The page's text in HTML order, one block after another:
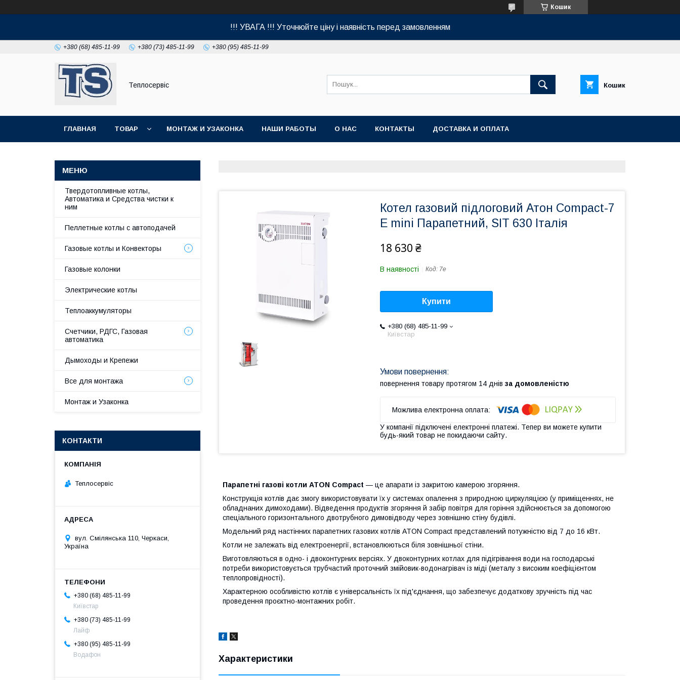
Кошик
!!! УВАГА !!! Уточнюйте ціну і наявність перед замовленням
+380 (68) 485-11-99 +380 (73) 485-11-99 +380 (95) 485-11-99
Теплосервіс Кошик
ГЛАВНАЯ ТОВАР МОНТАЖ И УЗАКОНКА НАШИ РАБОТЫ О НАС КОНТАКТЫ ДОСТАВКА И ОПЛАТА
Котел газовий підлоговий Атон Compact-7
E mini Парапетний, SIT 630 Італія
18 630 ₴
В наявності Код: 7е
Купити
+380 (68) 485-11-99
Київстар
повернення товару протягом 14 днів за домовленістю
У компанії підключені електронні платежі. Тепер ви можете купити
будь-який товар не покидаючи сайту.
Парапетні газові котли ATON Compact — це апарати із закритою камерою згоряння.
Конструкція котлів дає змогу використовувати їх у системах опалення з природною циркуляцією (у приміщеннях, не
обладнаних димоходами). Відведення продуктів згоряння й забір повітря для горіння здійснюється за допомогою
спеціального горизонтального двотрубного димовідводу через зовнішню стіну будівлі.
Модельний ряд настінних парапетних газових котлів ATON Compact представлений потужністю від 7 до 16 кВт.
Котли не залежать від електроенергії, встановлюються біля зовнішньої стіни.
Виготовляються в одно- і двоконтурних версіях. У двоконтурних котлах для підігрівання води на господарські
потреби використовується трубчастий проточний змійовик-водонагрівач із міді (металу з високим коефіцієнтом
теплопровідності).
Характерною особливістю котлів є універсальність їх під'єднання, що забезпечує додаткову зручність під час
проведення проєктно-монтажних робіт.
Характеристики
Твердотопливные котлы,
Автоматика и Средства чистки к
ним
Пеллетные котлы с автоподачей
Газовые котлы и Конвекторы
Газовые колонки
Электрические котлы
Теплоаккумуляторы
Счетчики, РДГС, Газовая
автоматика
Дымоходы и Крепежи
Все для монтажа
Монтаж и Узаконка
КОНТАКТИ
Теплосервіс
вул. Смілянська 110, Черкаси,
Україна
+380 (68) 485-11-99
Київстар
+380 (73) 485-11-99
Лайф
+380 (95) 485-11-99
Водафон